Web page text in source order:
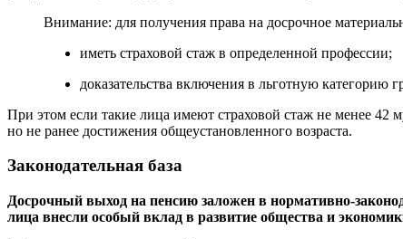
Внимание: для получения права на досрочное
иметь страховой стаж в определенной профессии;
доказательства включения в льготную категорию
При этом если такие лица имеют страховой стаж не менее 42
но не ранее достижения общеустановленного возраста.
Законодательная база
Досрочный выход на пенсию заложен в нормативно-
лица внесли особый вклад в развитие общества и